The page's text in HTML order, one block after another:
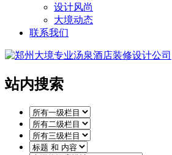
设计风尚
大境动态
联系我们
站内搜索